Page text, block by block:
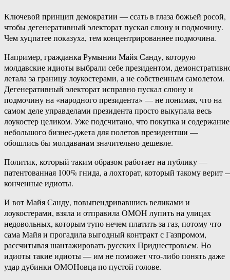
Ключевой принцип демократии — ссать в глаза божьей росой,
чтобы дегенеративный электорат пускал слюну и подмочину.
Чем хуцпатее показуха, тем концентрированнее подмочина.
Например, гражданка Румынии Майя Санду, которую
молдавские идиоты выбрали себе президентом,
летала за границу лоукостерами, а не собственным самолетом.
Дегенеративный электорат исправно пускал слюну и
подмочину на «народного президента» — не понимая, что на
самом деле управделами президента просто выкупала весь
лоукостер целиком. Уже подсчитано, что покупка и содержание
небольшого бизнес-джета для полетов президентши —
обошлись бы молдаванам значительно дешевле.
Политик, который таким образом работает на публику —
патентованная 100% гнида, а лохторат, который такому верит
конченные идиоты.
И вот Майя Санду, повыпендривавшись великами и
лоукостерами, взяла и отправила ОМОН лупить на улицах
недовольных, которым тупо нечем платить за газ, потому что
сама Майя и прогадила выгодный контракт с Газпромом,
рассчитывая шантажировать русских Приднестровьем. Но
идиоты такие идиоты — им не поможет что-либо понять даже
удар дубинки ОМОНовца по пустой голове.